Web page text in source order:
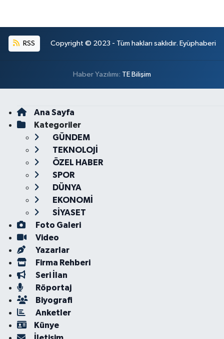
RSS Copyright © 2023 - Tüm hakları saklıdır. Eyüphaberi
Haber Yazılımı: TE Bilişim
Ana Sayfa
Kategoriler
GÜNDEM
TEKNOLOJİ
ÖZEL HABER
SPOR
DÜNYA
EKONOMİ
SİYASET
Foto Galeri
Video
Yazarlar
Firma Rehberi
Seri İlan
Röportaj
Biyografi
Anketler
Künye